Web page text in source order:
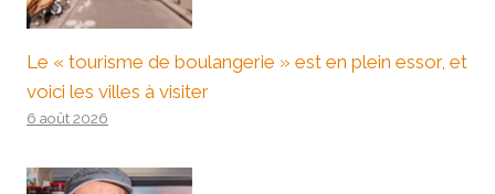
Le « tourisme de boulangerie » est en plein essor, et
voici les villes à visiter
6 août 2026